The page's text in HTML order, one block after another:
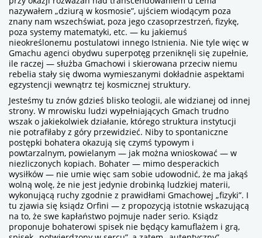
nazywałem „dziurą w kosmosie”, ujściem wiodącym poza
znany nam wszechświat, poza jego czasoprzestrzeń, fizykę,
poza systemy matematyki, etc. — ku jakiemuś
nieokreślonemu postulatowi innego Istnienia. Nie tyle więc w
Gmachu agenci obydwu superpotęg przeniknęli się zupełnie,
ile raczej — służba Gmachowi i skierowana przeciw niemu
rebelia stały się dwoma wymieszanymi dokładnie aspektami
egzystencji wewnątrz tej kosmicznej struktury.
Jesteśmy tu znów gdzieś blisko teologii, ale widzianej od innej
strony. W mrowisku ludzi wypełniających Gmach trudno
wszak o jakiekolwiek działanie, którego struktura instytucji
nie potrafiłaby z góry przewidzieć. Niby to spontaniczne
postępki bohatera okazują się czymś typowym i
powtarzalnym, powielanym — jak można wnioskować — w
niezliczonych kopiach. Bohater — mimo desperackich
wysiłków — nie umie więc sam sobie udowodnić, że ma jakąś
wolną wolę, że nie jest jedynie drobinką ludzkiej materii,
wykonującą ruchy zgodnie z prawidłami Gmachowej „fizyki”. I
tu zjawia się ksiądz Orfini — z propozycją istotnie wskazującą
na to, że swe kapłaństwo pojmuje nader serio. Ksiądz
proponuje bohaterowi spisek nie będący kamuflażem i grą,